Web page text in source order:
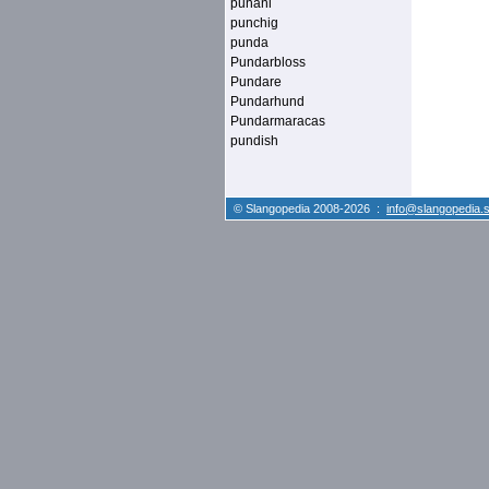
punani
punchig
punda
Pundarbloss
Pundare
Pundarhund
Pundarmaracas
pundish
© Slangopedia 2008-2026 :